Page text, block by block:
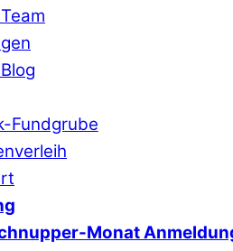
Fundgrube
Monat